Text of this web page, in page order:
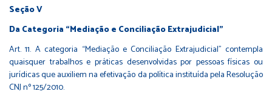
Seção V
Da Categoria “Mediação e Conciliação Extrajudicial”
Art. 11. A categoria “Mediação e Conciliação Extrajudicial” contempla
quaisquer trabalhos e práticas desenvolvidas por pessoas físicas ou
jurídicas que auxiliem na efetivação da política instituída pela Resolução
CNJ nº 125/2010.